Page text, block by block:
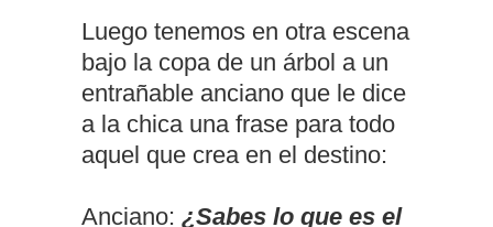
Luego tenemos en otra escena
bajo la copa de un árbol a un
entrañable anciano que le dice
a la chica una frase para todo
aquel que crea en el destino:
Anciano: ¿Sabes lo que es el